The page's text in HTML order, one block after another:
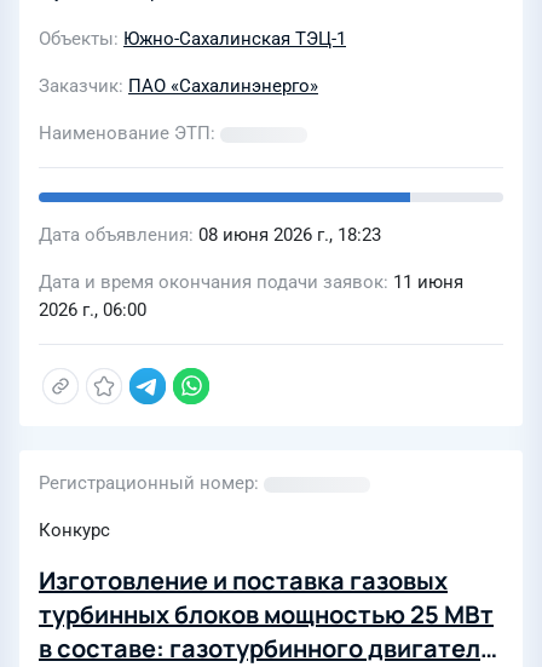
Сахалинская ТЭЦ-1» путем
строительства 6-го энергоблока
газотурбинных энергоагрегатов
ЭГЭС-25ПА»
Объекты Южно-Сахалинская ТЭЦ-1
Заказчик ПАО «Сахалинэнерго»
Наименование ЭТП
Дата объявления 08 июня 2026 г., 18:23
Дата и время окончания подачи заявок 11 июня
2026 г., 06:00
Регистрационный номер
Конкурс
Изготовление и поставка газовых
турбинных блоков мощностью 25 МВт
в составе: газотурбинного двигателя,